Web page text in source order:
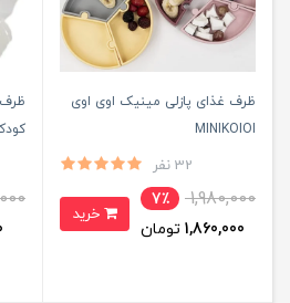
ظرف غذای پازلی مینیک اوی اوی
MINIKOIOI
32 نفر
1,980,000
7٪
1,860,000 تومان